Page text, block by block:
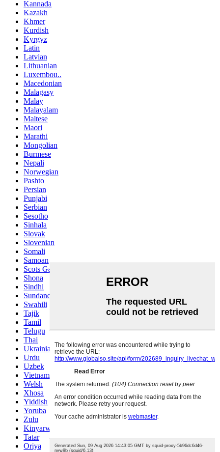
Kannada
Kazakh
Khmer
Kurdish
Kyrgyz
Latin
Latvian
Lithuanian
Luxembou..
Macedonian
Malagasy
Malay
Malayalam
Maltese
Maori
Marathi
Mongolian
Burmese
Nepali
Norwegian
Pashto
Persian
Punjabi
Serbian
Sesotho
Sinhala
Slovak
Slovenian
Somali
Samoan
Scots Gaelic
Shona
Sindhi
Sundanese
Swahili
Tajik
Tamil
Telugu
Thai
Ukrainian
Urdu
Uzbek
Vietnamese
Welsh
Xhosa
Yiddish
Yoruba
Zulu
Kinyarwanda
Tatar
Oriya